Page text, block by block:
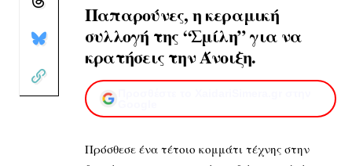
Παπαρούνες, η κεραμική
συλλογή της “Σμίλη” για να
κρατήσεις την Άνοιξη.
Πρόσθεσε ένα τέτοιο κομμάτι τέχνης στην